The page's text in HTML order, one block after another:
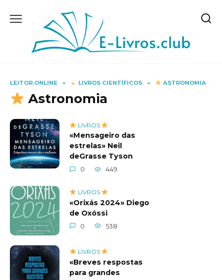
LEITOR.ONLINE » LIVROS CIENTÍFICOS » ASTRONOMIA
Astronomia
LIVROS
«Mensageiro das
estrelas» Neil
deGrasse Tyson
0 449
LIVROS
«Orixás 2024» Diego
de Oxóssi
0 538
LIVROS
«Breves respostas
para grandes